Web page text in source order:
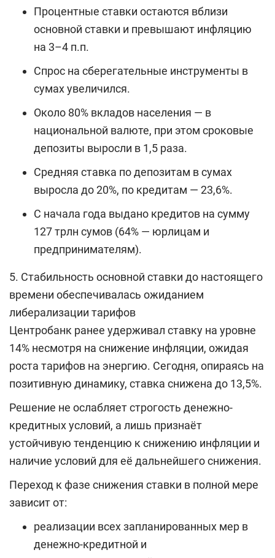
Процентные ставки остаются вблизи
основной ставки и превышают инфляцию
на 3–4 п.п.
Спрос на сберегательные инструменты в
сумах увеличился.
Около 80% вкладов населения — в
национальной валюте, при этом сроковые
депозиты выросли в 1,5 раза.
Средняя ставка по депозитам в сумах
выросла до 20%, по кредитам — 23,6%.
С начала года выдано кредитов на сумму
127 трлн сумов (64% — юрлицам и
предпринимателям).
5. Стабильность основной ставки до настоящего
времени обеспечивалась ожиданием
либерализации тарифов
Центробанк ранее удерживал ставку на уровне
14% несмотря на снижение инфляции, ожидая
роста тарифов на энергию. Сегодня, опираясь на
позитивную динамику, ставка снижена до 13,5%.
Решение не ослабляет строгость денежно-
кредитных условий, а лишь признаёт
устойчивую тенденцию к снижению инфляции и
наличие условий для её дальнейшего снижения.
Переход к фазе снижения ставки в полной мере
зависит от:
реализации всех запланированных мер в
денежно-кредитной и